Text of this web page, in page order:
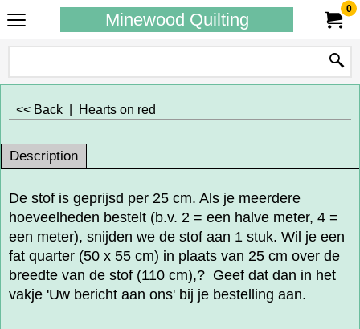
Minewood Quilting
0
<< Back Hearts on red
Description
De stof is geprijsd per 25 cm. Als je meerdere
hoeveelheden bestelt (b.v. 2 = een halve meter, 4 =
een meter), snijden we de stof aan 1 stuk. Wil je een
fat quarter (50 x 55 cm) in plaats van 25 cm over de
breedte van de stof (110 cm),? Geef dat dan in het
vakje 'Uw bericht aan ons' bij je bestelling aan.